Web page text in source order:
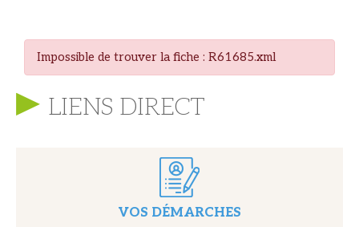
Impossible de trouver la fiche : R61685.xml
LIENS DIRECT
VOS DÉMARCHES